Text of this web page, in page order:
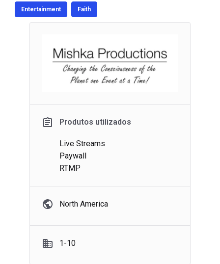
Entertainment Faith
Produtos utilizados
Live Streams
Paywall
RTMP
North America
1-10